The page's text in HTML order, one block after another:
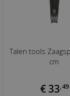
Talen tools
cm
€ 33 49